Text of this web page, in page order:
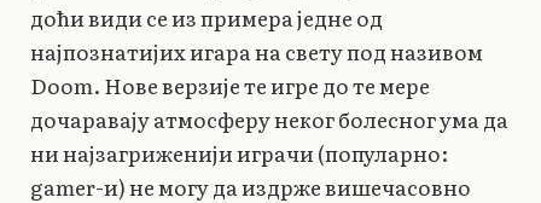
доћи види се из примера једне од
најпознатијих игара на свету под називом
Doom. Нове верзије те игре до те мере
дочаравају атмосферу неког болесног ума да
ни најзагриженији играчи (популарно:
gamer-и) не могу да издрже вишечасовно